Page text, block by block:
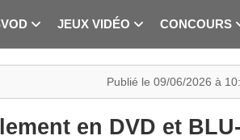
JEUX VIDÉO CONCOURS
Publié le 09/06/2026 à
en DVD et